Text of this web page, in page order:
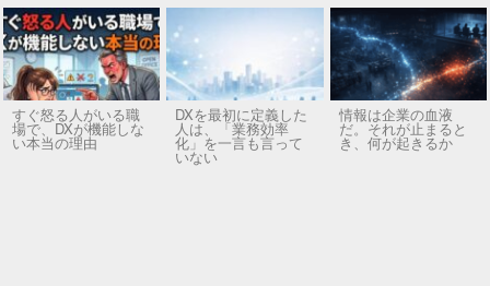
すぐ怒る人がいる職
場で、DXが機能しな
い本当の理由
DXを最初に定義した
人は、「業務効率
化」を一言も言って
いない
情報は企業の血液
だ。それが止まると
き、何が起きるか